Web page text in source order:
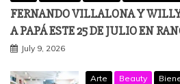
FERNANDO VILLALONA Y
A PAPÁ ESTE 25 DE JULIO EN
July 9, 2026
Arte Beauty